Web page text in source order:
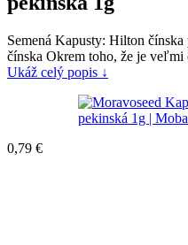
Semená Kapusty: Hilton
čínska Okrem toho, že je
Ukáž celý popis ↓
0,79 €